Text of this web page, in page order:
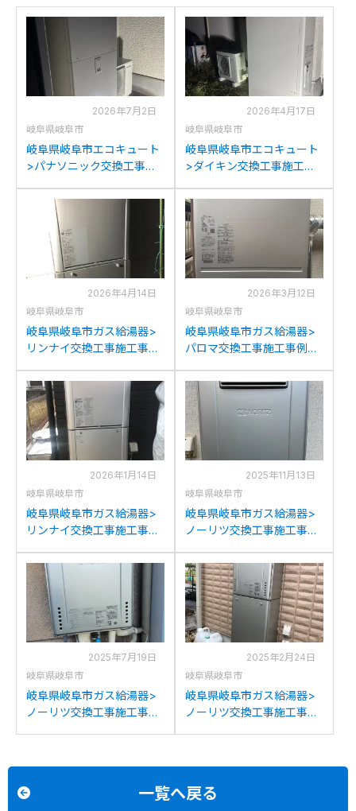
2026年7月2日
岐阜県岐阜市
岐阜県岐阜市エコキュート
>パナソニック交換工事施
EQ37KFCVからパナソニッ
クHE-S37LQSへの交換
2026年4月17日
岐阜県岐阜市
岐阜県岐阜市エコキュート
>ダイキン交換工事施工事
からダイキンEQA37ZFTV
への交換
2026年4月14日
岐阜県岐阜市
岐阜県岐阜市ガス給湯器>
リンナイ交換工事施工事
K2401SAW(A)からリンナ
イRUF-K2406SAW(A)への
交換
2026年3月12日
岐阜県岐阜市
岐阜県岐阜市ガス給湯器>
パロマ交換工事施工事例：
A200SAW(A)からパロマ
FH-2023SAW-1への交換
2026年1月14日
岐阜県岐阜市
岐阜県岐阜市ガス給湯器>
リンナイ交換工事施工事
C2452SAWXからリンナイ
RUF-K2406SAW(A)への交
換
2025年11月13日
岐阜県岐阜市
岐阜県岐阜市ガス給湯器>
ノーリツ交換工事施工事
C2432AWXからノーリツ
GT-C2072AW BLへの交換
2025年7月19日
岐阜県岐阜市
岐阜県岐阜市ガス給湯器>
ノーリツ交換工事施工事
2025年2月24日
岐阜県岐阜市
岐阜県岐阜市ガス給湯器>
ノーリツ交換工事施工事
一覧へ戻る